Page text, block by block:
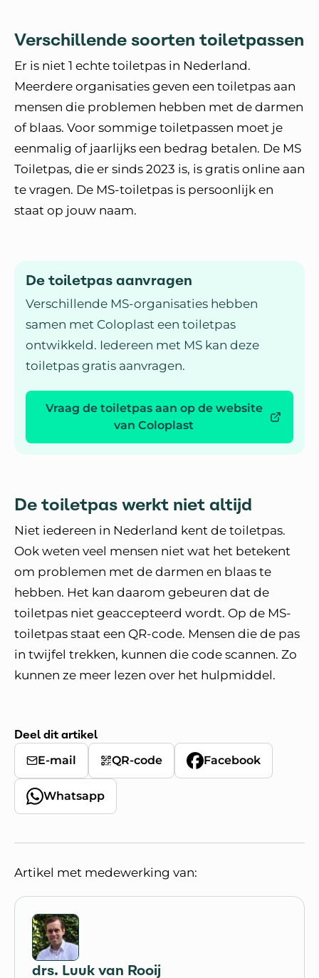
Verschillende soorten toiletpassen
Er is niet 1 echte toiletpas in Nederland.
Meerdere organisaties geven een toiletpas aan
mensen die problemen hebben met de darmen
of blaas. Voor sommige toiletpassen moet je
eenmalig of jaarlijks een bedrag betalen. De MS
Toiletpas, die er sinds 2023 is, is gratis online aan
te vragen. De MS-toiletpas is persoonlijk en
staat op jouw naam.
De toiletpas aanvragen
Verschillende MS-organisaties hebben
samen met Coloplast een toiletpas
ontwikkeld. Iedereen met MS kan deze
toiletpas gratis aanvragen.
Vraag de toiletpas aan op de website
van Coloplast
De toiletpas werkt niet altijd
Niet iedereen in Nederland kent de toiletpas.
Ook weten veel mensen niet wat het betekent
om problemen met de darmen en blaas te
hebben. Het kan daarom gebeuren dat de
toiletpas niet geaccepteerd wordt. Op de MS-
toiletpas staat een QR-code. Mensen die de pas
in twijfel trekken, kunnen die code scannen. Zo
kunnen ze meer lezen over het hulpmiddel.
Deel dit artikel
E-mail QR-code Facebook
Whatsapp
Artikel met medewerking van:
drs. Luuk van Rooij